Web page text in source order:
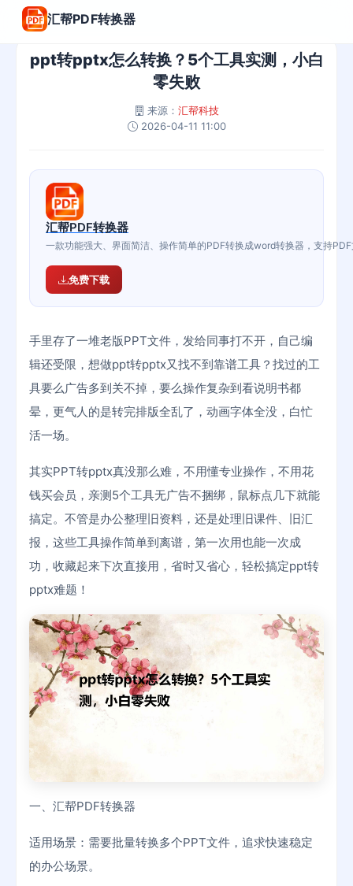
汇帮PDF转换器
ppt转pptx怎么转换？5个工具实测，小白
零失败
来源： 汇帮科技
2026-04-11 11:00
汇帮PDF转换器
一款功能强大、界面简洁、操作简单的PDF转换成word转换器，支持
免费下载
手里存了一堆老版PPT文件，发给同事打不开，自己编
辑还受限，想做ppt转pptx又找不到靠谱工具？找过的工
具要么广告多到关不掉，要么操作复杂到看说明书都
晕，更气人的是转完排版全乱了，动画字体全没，白忙
活一场。
其实PPT转pptx真没那么难，不用懂专业操作，不用花
钱买会员，亲测5个工具无广告不捆绑，鼠标点几下就能
搞定。不管是办公整理旧资料，还是处理旧课件、旧汇
报，这些工具操作简单到离谱，第一次用也能一次成
功，收藏起来下次直接用，省时又省心，轻松搞定ppt转
pptx难题！
一、汇帮PDF转换器
适用场景：需要批量转换多个PPT文件，追求快速稳定
的办公场景。